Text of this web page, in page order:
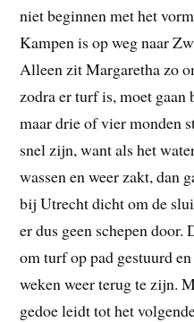
niet beginnen met het
Kampen is op weg naar
Alleen zit Margaretha zo
zodra er turf is, moet gaan
maar drie of vier monden
snel zijn, want als het
wassen en weer zakt, dan
bij Utrecht dicht om de
er dus geen schepen door.
om turf op pad gestuurd
weken weer terug te zijn.
gedoe leidt tot het